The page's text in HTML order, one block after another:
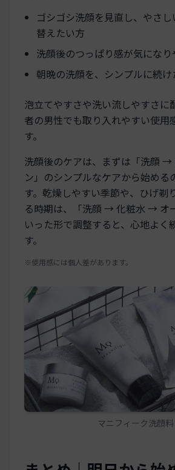
ゴシゴシ洗顔を見直し、やさ
替えたい方
洗顔後のつっぱり感が気になり
朝晩の洗顔を、シンプルに続け
泡立てやすさや洗い流しやすさに
者の男性でも取り入れやすい使用
す。
洗顔後のケアは、まずは「洗顔 →
ン」のシンプルなケアから始める
す。乾燥しやすい季節や、ひげ剃
る時期は、「洗顔 → 化粧水 → オ
いった形で調整すると、心地よく
す。
※使用感には個人差があります。
マニフィーク洗顔料